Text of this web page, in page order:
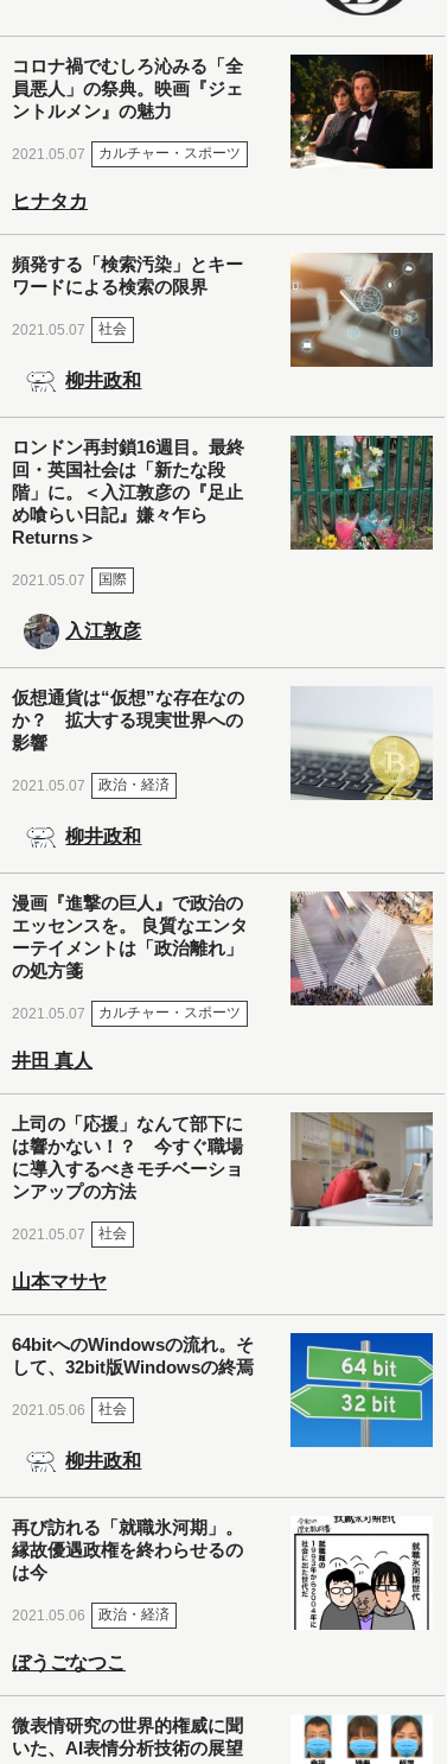
コロナ禍でむしろ沁みる「全
員悪人」の祭典。映画『ジェ
ントルメン』の魅力
2021.05.07 カルチャー・スポーツ
ヒナタカ
頻発する「検索汚染」とキー
ワードによる検索の限界
2021.05.07 社会
柳井政和
ロンドン再封鎖16週目。最終
回・英国社会は「新たな段
階」に。＜入江敦彦の『足止
め喰らい日記』嫌々乍ら
Returns＞
2021.05.07 国際
入江敦彦
仮想通貨は“仮想”な存在なの
か？ 拡大する現実世界への
影響
2021.05.07 政治・経済
柳井政和
漫画『進撃の巨人』で政治の
エッセンスを。 良質なエンタ
ーテイメントは「政治離れ」
の処方箋
2021.05.07 カルチャー・スポーツ
井田 真人
上司の「応援」なんて部下に
は響かない！？ 今すぐ職場
に導入するべきモチベーショ
ンアップの方法
2021.05.07 社会
山本マサヤ
64bitへのWindowsの流れ。そ
して、32bit版Windowsの終焉
2021.05.06 社会
柳井政和
再び訪れる「就職氷河期」。
縁故優遇政権を終わらせるの
は今
2021.05.06 政治・経済
ぼうごなつこ
微表情研究の世界的権威に聞
いた、AI表情分析技術の展望